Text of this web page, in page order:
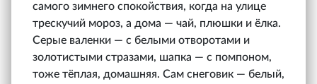
самого зимнего спокойствия, когда на улице
трескучий мороз, а дома — чай, плюшки и ёлка.
Серые валенки — с белыми отворотами и
золотистыми стразами, шапка — с помпоном,
тоже тёплая, домашняя. Сам снеговик — белый,